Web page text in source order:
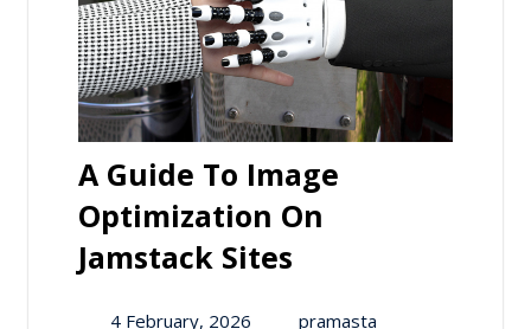
A Guide To Image
Optimization On
Jamstack Sites
4 February, 2026
pramasta